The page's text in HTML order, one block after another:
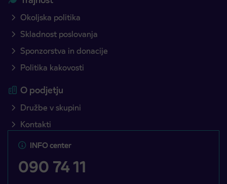
Okoljska politika
Skladnost poslovanja
Sponzorstva in donacije
Politika kakovosti
O podjetju
Družbe v skupini
Kontakti
INFO center
090 74 11